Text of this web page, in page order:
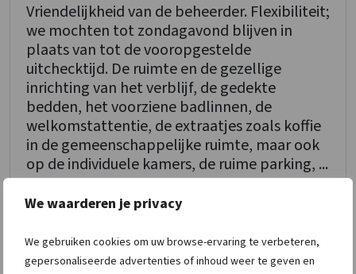
We waarderen je privacy
We gebruiken cookies om uw browse-ervaring te verbeteren,
gepersonaliseerde advertenties of inhoud weer te geven en
Vriendelijkheid van de beheerder. Flexibiliteit;
we mochten tot zondagavond blijven in
plaats van tot de vooropgestelde
uitchecktijd. De ruimte en de gezellige
inrichting van het verblijf, de gedekte
bedden, het voorziene badlinnen, de
welkomstattentie, de extraatjes zoals koffie
in de gemeenschappelijke ruimte, maar ook
op de individuele kamers, de ruime parking, ...
Schoonmaak 10
Personeel/Beheer 10